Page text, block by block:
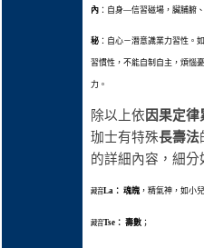
內：自身—信習磁場，臟脯腑
秘：自心－潛意識業力習性。
習慣性，不能自制自主，煩惱
力。
除以上依 因果定律
珈士有特殊長壽法
的詳細內容，細分
藏音La： 魂魄，精氣神，如小
藏音Tse： 壽數；